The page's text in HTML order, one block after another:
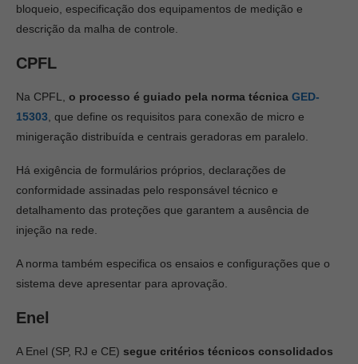
bloqueio, especificação dos equipamentos de medição e
descrição da malha de controle.
CPFL
Na CPFL, o processo é guiado pela norma técnica GED-
15303 , que define os requisitos para conexão de micro e
minigeração distribuída e centrais geradoras em paralelo.
Há exigência de formulários próprios, declarações de
conformidade assinadas pelo responsável técnico e
detalhamento das proteções que garantem a ausência de
injeção na rede.
A norma também especifica os ensaios e configurações que o
sistema deve apresentar para aprovação.
Enel
A Enel (SP, RJ e CE) segue critérios técnicos consolidados